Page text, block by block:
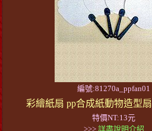
編號:81270a_ppfan01
彩繪紙扇 pp合成紙動物造型
特價NT:13元
>>> 詳盡說明介紹